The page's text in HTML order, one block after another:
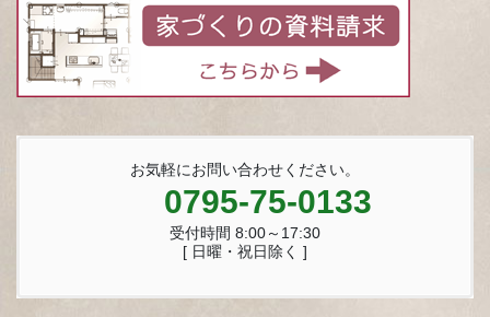
お気軽にお問い合わせください。
0795-75-0133
受付時間 8:00～17:30
[ 日曜・祝日除く ]